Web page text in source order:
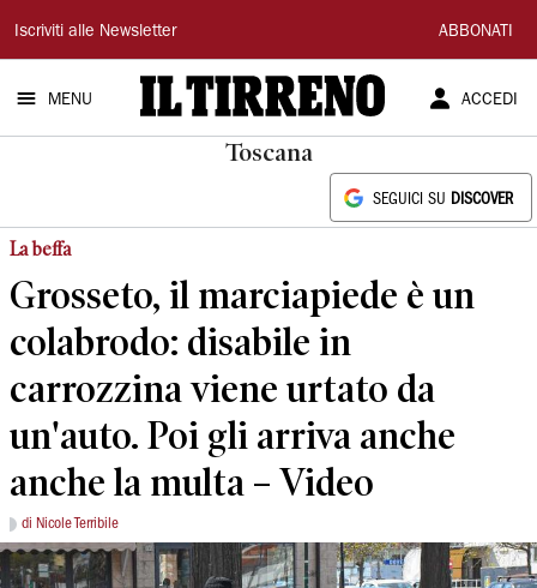
Il
Tirreno
Iscriviti alle Newsletter ABBONATI
MENU ACCEDI
Toscana
SEGUICI SU DISCOVER
La beffa
Grosseto, il marciapiede è un
colabrodo: disabile in
carrozzina viene urtato da
un'auto. Poi gli arriva anche
anche la multa – Video
di Nicole Terribile